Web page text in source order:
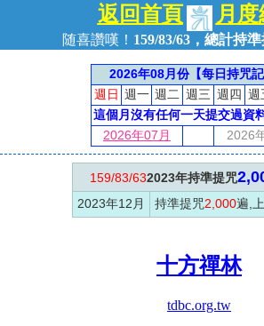
返回首頁 月
随喜讚嘆！ 159/83/63，總計持
2026年08月份【每日持咒記
週日 週一 週二 週三 週四 週
這個月沒有任何一天提交過資
2026年07月
2026
159/83/632023年持準提咒
2023年12月
持準提咒2,000遍,
十方禪林
tdbc.org.tw